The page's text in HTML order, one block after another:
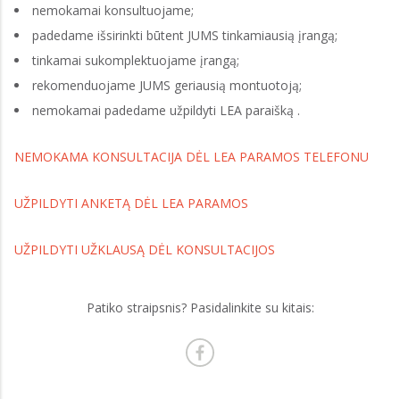
nemokamai konsultuojame;
padedame išsirinkti būtent JUMS tinkamiausią įrangą;
tinkamai sukomplektuojame įrangą;
rekomenduojame JUMS geriausią montuotoją;
nemokamai padedame užpildyti LEA paraišką .
NEMOKAMA KONSULTACIJA DĖL LEA PARAMOS TELEFONU
UŽPILDYTI ANKETĄ DĖL LEA PARAMOS
UŽPILDYTI UŽKLAUSĄ DĖL KONSULTACIJOS
Patiko straipsnis? Pasidalinkite su kitais: